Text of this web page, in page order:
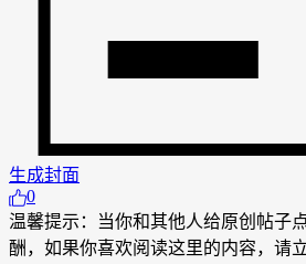
生成封面
0
温馨提示：当你和其他人给原创帖子
酬，如果你喜欢阅读这里的内容，请